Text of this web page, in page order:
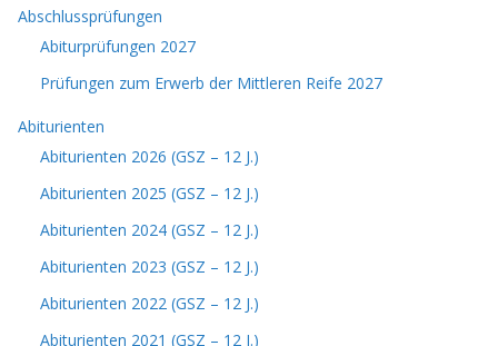
Abschlussprüfungen
Abiturprüfungen 2027
Prüfungen zum Erwerb der Mittleren Reife 2027
Abiturienten
Abiturienten 2026 (GSZ – 12 J.)
Abiturienten 2025 (GSZ – 12 J.)
Abiturienten 2024 (GSZ – 12 J.)
Abiturienten 2023 (GSZ – 12 J.)
Abiturienten 2022 (GSZ – 12 J.)
Abiturienten 2021 (GSZ – 12 J.)